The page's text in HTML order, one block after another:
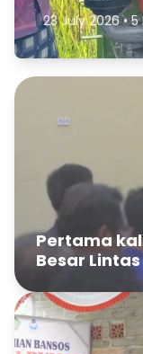
23 July 2026 •
Pertama
Besar Lintas